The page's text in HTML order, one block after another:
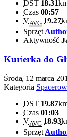
DST 18.31
Czas 00:57
VAVG 19.27
Sprzęt
Aktywność
Kurierka do
Środa, 12 marca
Kategoria
DST 19.87
Czas 01:03
VAVG 18.93
Sprzęt